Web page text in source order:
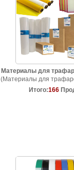
Материалы для
(Материалы для
Итого:166